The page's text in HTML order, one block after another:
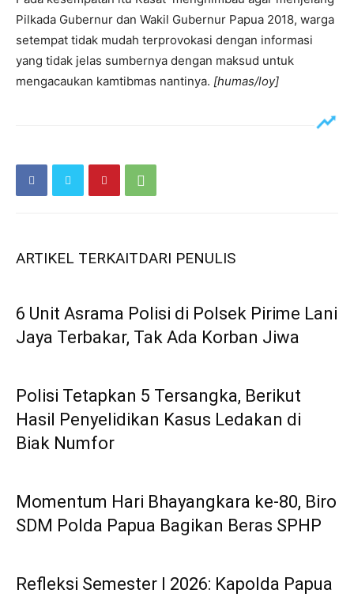
Pilkada Gubernur dan Wakil Gubernur Papua 2018, warga
setempat tidak mudah terprovokasi dengan informasi
yang tidak jelas sumbernya dengan maksud untuk
mengacaukan kamtibmas nantinya. [humas/loy]
ARTIKEL TERKAITDARI PENULIS
6 Unit Asrama Polisi di Polsek Pirime Lani
Jaya Terbakar, Tak Ada Korban Jiwa
Polisi Tetapkan 5 Tersangka, Berikut
Hasil Penyelidikan Kasus Ledakan di
Biak Numfor
Momentum Hari Bhayangkara ke-80, Biro
SDM Polda Papua Bagikan Beras SPHP
Refleksi Semester I 2026: Kapolda Papua